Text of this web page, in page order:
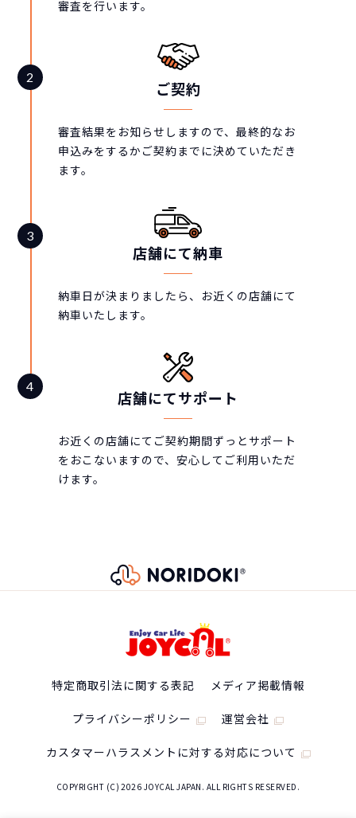
審査を行います。
ご契約
審査結果をお知らせしますので、最終的なお
申込みをするかご契約までに決めていただき
ます。
店舗にて納車
納車日が決まりましたら、お近くの店舗にて
納車いたします。
店舗にてサポート
お近くの店舗にてご契約期間ずっとサポート
をおこないますので、安心してご利用いただ
けます。
特定商取引法に関する表記 メディア掲載情報
プライバシーポリシー 運営会社
カスタマーハラスメントに対する対応について
COPYRIGHT (C) 2026 JOYCAL JAPAN. ALL RIGHTS RESERVED.